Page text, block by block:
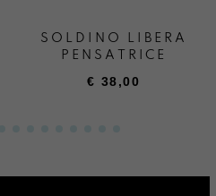
SOLDINO LIBERA
PENSATRICE
€ 38,00